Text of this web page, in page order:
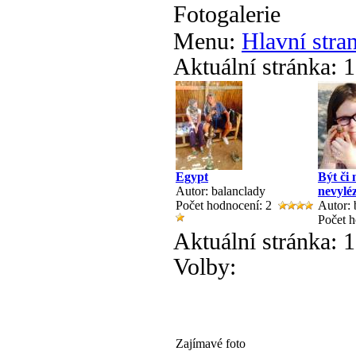
Fotogalerie
Menu: Hlavní
Aktuální stránka:
Egypt
Autor: balanclady
Počet hodnocení: 2
Být či
Autor:
Počet
Aktuální stránka:
Volby:
Zajímavé foto